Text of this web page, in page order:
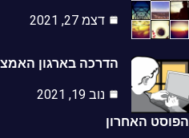
דצמ 27, 2021
הדרכה בארגון
נוב 19, 2021
האחרון